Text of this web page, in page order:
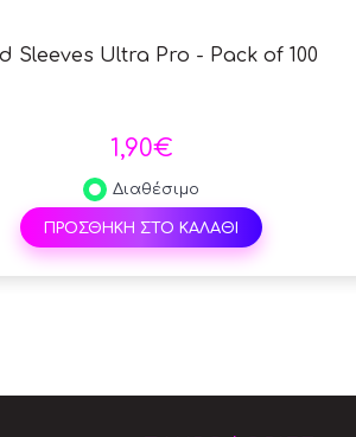
Sleeves Ultra Pro - Pack of 100
1,90€
Διαθέσιμο
ΠΡΟΣΘΗΚΗ ΣΤΟ ΚΑΛΑΘΙ